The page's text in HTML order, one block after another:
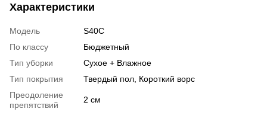
Характеристики
Модель
S40C
По классу
Бюджетный
Тип уборки
Сухое + Влажное
Тип покрытия
Твердый пол, Короткий ворс
Преодоление
препятствий
2 см